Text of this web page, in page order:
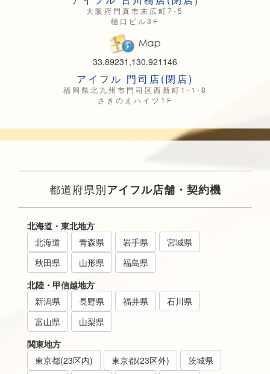
大阪府門真市末広町7-5
樋口ビル3F
33.89231,130.921146
アイフル 門司店(閉店)
福岡県北九州市門司区西新町1-1-8
さきのえハイツ1F
都道府県別アイフル店舗・契約機
北海道・東北地方
北海道
青森県 岩手県
宮城県
秋田県
山形県
福島県
北陸・甲信越地方
新潟県
長野県 福井県
石川県
富山県
山梨県
関東地方
東京都(23区内)
東京都(23区外)
茨城県